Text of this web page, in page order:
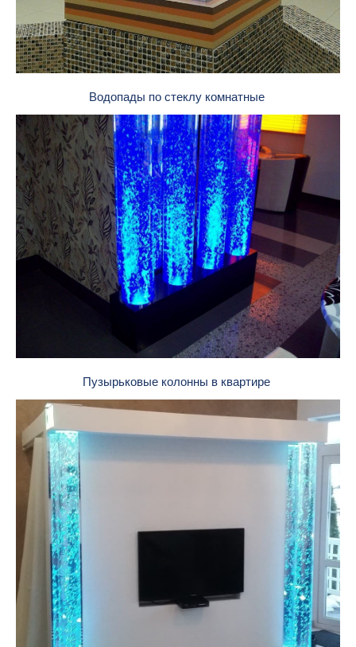
Водопады по стеклу комнатные
Пузырьковые колонны в квартире